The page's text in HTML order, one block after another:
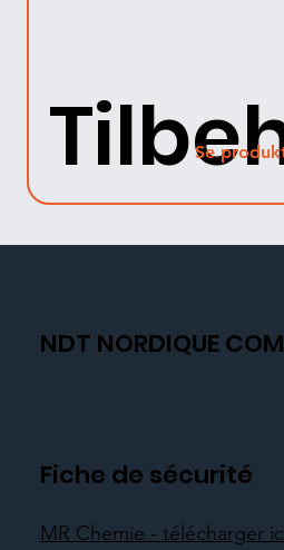
Se
NDT NORDIQUE
Fiche de sécurité
MR Chemie - télécharger